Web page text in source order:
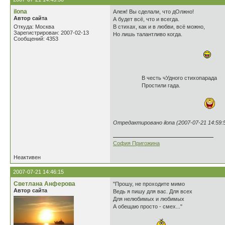
ilona
Автор сайта
Откуда: Москва
Зарегистрирован: 2007-02-13
Сообщений: 4353
Алеж! Вы сделали, что дОлжно!
А будет всё, что и всегда.
В стихах, как и в любви, всё можно,
Но лишь талантливо когда.
В честь чУдного стихопарада
Простили гада.
Отредактировано ilona (2007-07-21
София Пригожина
Неактивен
2007-07-21 14:46:15
Светлана Анферова
Автор сайта
"Прошу, не проходите мимо
Ведь я пишу для вас. Для всех
Для нелюбимых и любимых
А обещаю просто - смех..."